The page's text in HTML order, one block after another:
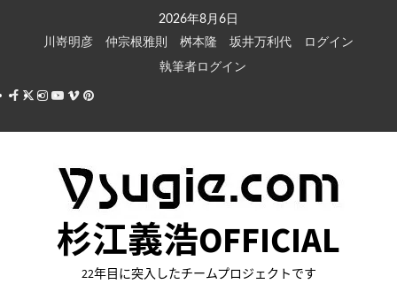
キ
2026年8月6日
川嵜明彦
仲宗根雅則 桝本隆 坂井万利代
ログイン
執筆者ログイン
Facebook
X Instagram
Youtube
VimeoPinterest
杉江義浩OFFICIAL
22年目に突入したチームプロジェクトです